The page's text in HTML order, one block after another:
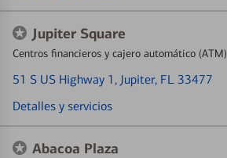
Jupiter Square
Centros financieros y cajero automático (ATM)
51 S US Highway 1 , Jupiter, FL 33477
Detalles y servicios
Abacoa Plaza